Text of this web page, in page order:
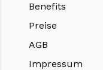
Benefits
Preise
AGB
Impressum